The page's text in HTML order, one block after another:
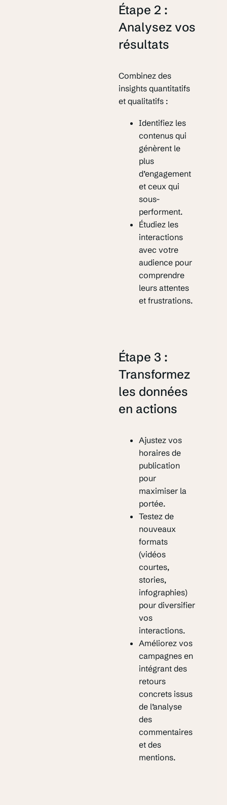
Étape 2 :
Analysez vos
résultats
Combinez des
insights quantitatifs
et qualitatifs :
Identifiez les
contenus qui
génèrent le
plus
d’engagement
et ceux qui
sous-
performent.
Étudiez les
interactions
avec votre
audience pour
comprendre
leurs attentes
et frustrations.
Étape 3 :
Transformez
les données
en actions
Ajustez vos
horaires de
publication
pour
maximiser la
portée.
Testez de
nouveaux
formats
(vidéos
courtes,
stories,
infographies)
pour diversifier
vos
interactions.
Améliorez vos
campagnes en
intégrant des
retours
concrets issus
de l’analyse
des
commentaires
et des
mentions.